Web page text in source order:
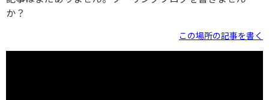
か？
この場所の記事を書く